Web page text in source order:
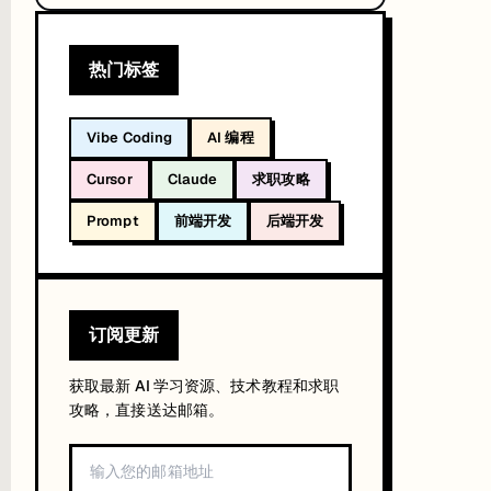
重置，月度额度每月 1 号重置。
热门标签
Vibe Coding AI 编程
Cursor Claude 求职攻略
Prompt 前端开发 后端开发
订阅更新
获取最新 AI 学习资源、技术教程和求职
攻略，直接送达邮箱。